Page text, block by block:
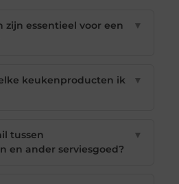
zijn essentieel voor een
▼
keukenproducten ik
▼
tussen
en ander serviesgoed?
▼